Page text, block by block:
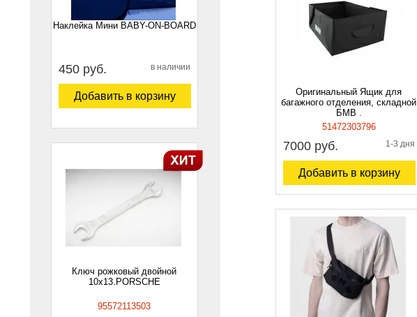
Наклейка Мини BABY-ON-BOARD
450 руб. в наличии
Добавить в корзину
Ключ рожковый двойной
10х13.PORSCHE
95572113503
Оригинальный Ящик для
багажного отделения, складной
БМВ .
51472303796
7000 руб. 1-3 дня
Добавить в корзину